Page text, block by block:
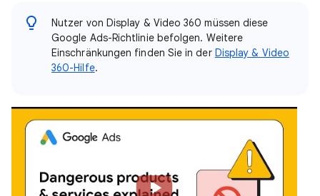
Nutzer von Display & Video 360 müssen diese
Google Ads-Richtlinie befolgen. Weitere
Einschränkungen finden Sie in der Display & Video
360-Hilfe.